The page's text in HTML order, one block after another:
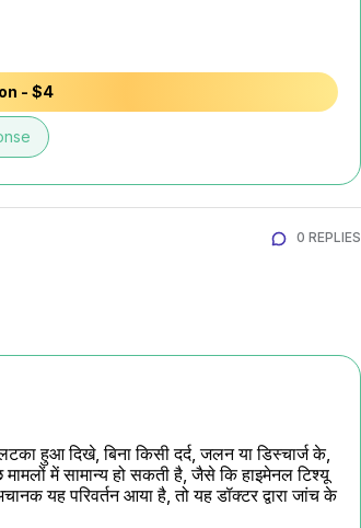
- $4
0 REPLIES
हुआ दिखे, बिना किसी दर्द, जलन या डिस्चार्ज के,
में सामान्य हो सकती है, जैसे कि हाइमेनल टिश्यू
यह परिवर्तन आया है, तो यह डॉक्टर द्वारा जांच के